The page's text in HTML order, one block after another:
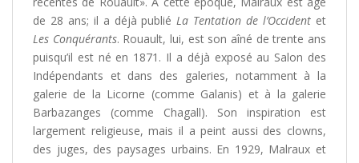
de 28 ans; il a déjà publiéLa Tentation de l’Occident et
Les Conquérants. Rouault, lui, est son aîné de trente ans
puisqu’il est né en 1871. Il a déjà exposé au Salon des
Indépendants et dans des galeries, notamment à la
galerie de la Licorne (comme Galanis) et à la galerie
Barbazanges (comme Chagall). Son inspiration est
largement religieuse, mais il a peint aussi des clowns,
des juges, des paysages urbains. En 1929, Malraux et